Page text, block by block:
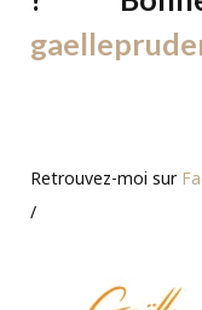
Retrouvez-moi sur
/